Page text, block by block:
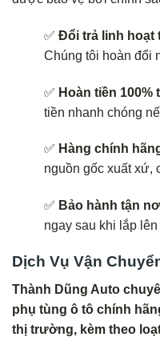
✅ Đổi trả linh hoạt
Chúng tôi hoàn đổi
✅ Hoàn tiền 100%
tiền nhanh chóng
✅ Hàng chính
nguồn gốc xuất xứ,
✅ Bảo hành tận
ngay sau khi lắp lên
Dịch Vụ Vận
Thành Dũng Auto
phụ tùng ô tô chính
thị trường, kèm theo